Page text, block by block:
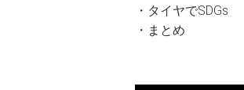
・タイヤでSDGs
・まとめ